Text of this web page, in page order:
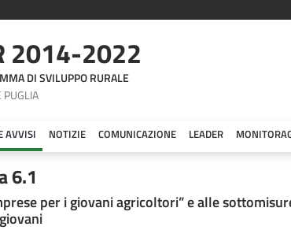
2014-2022
DI SVILUPPO RURALE
PUGLIA
AVVISI NOTIZIE COMUNICAZIONE LEADER
6.1
per i giovani agricoltori” e alle